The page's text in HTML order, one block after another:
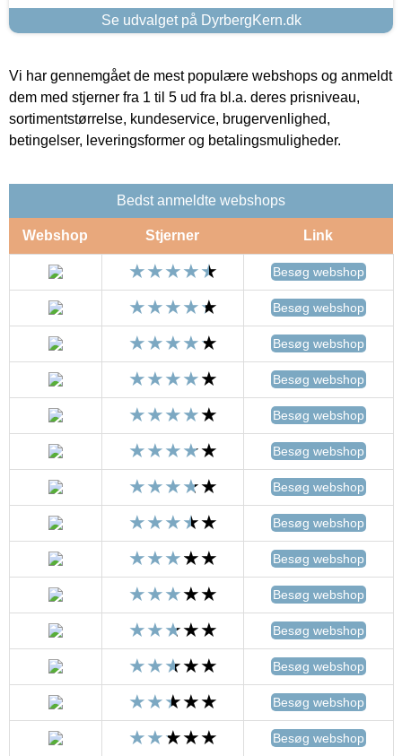
Se udvalget på DyrbergKern.dk
Vi har gennemgået de mest populære webshops og anmeldt
dem med stjerner fra 1 til 5 ud fra bl.a. deres prisniveau,
sortimentstørrelse, kundeservice, brugervenlighed,
betingelser, leveringsformer og betalingsmuligheder.
Bedst anmeldte webshops
Webshop Stjerner Link
Besøg webshop
Besøg webshop
Besøg webshop
Besøg webshop
Besøg webshop
Besøg webshop
Besøg webshop
Besøg webshop
Besøg webshop
Besøg webshop
Besøg webshop
Besøg webshop
Besøg webshop
Besøg webshop